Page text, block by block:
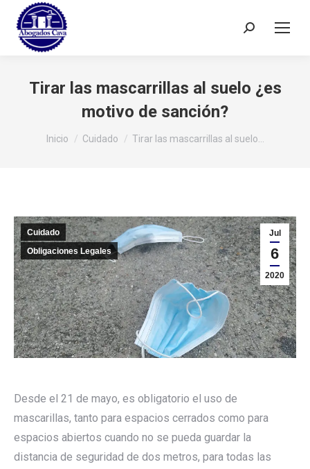
Buscar:
Tirar las mascarrillas al suelo ¿es
motivo de sanción?
Estás aquí:
Inicio Cuidado Tirar las mascarrillas al suelo…
Jul
6
2020
Cuidado
Obligaciones Legales
Desde el 21 de mayo, es obligatorio el uso de
mascarillas, tanto para espacios cerrados como para
espacios abiertos cuando no se pueda guardar la
distancia de seguridad de dos metros, para todas las